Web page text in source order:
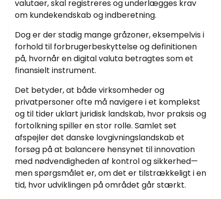
valutaer, skal registreres og underlægges krav
om kundekendskab og indberetning.
Dog er der stadig mange gråzoner, eksempelvis i
forhold til forbrugerbeskyttelse og definitionen
på, hvornår en digital valuta betragtes som et
finansielt instrument.
Det betyder, at både virksomheder og
privatpersoner ofte må navigere i et komplekst
og til tider uklart juridisk landskab, hvor praksis og
fortolkning spiller en stor rolle. Samlet set
afspejler det danske lovgivningslandskab et
forsøg på at balancere hensynet til innovation
med nødvendigheden af kontrol og sikkerhed—
men spørgsmålet er, om det er tilstrækkeligt i en
tid, hvor udviklingen på området går stærkt.